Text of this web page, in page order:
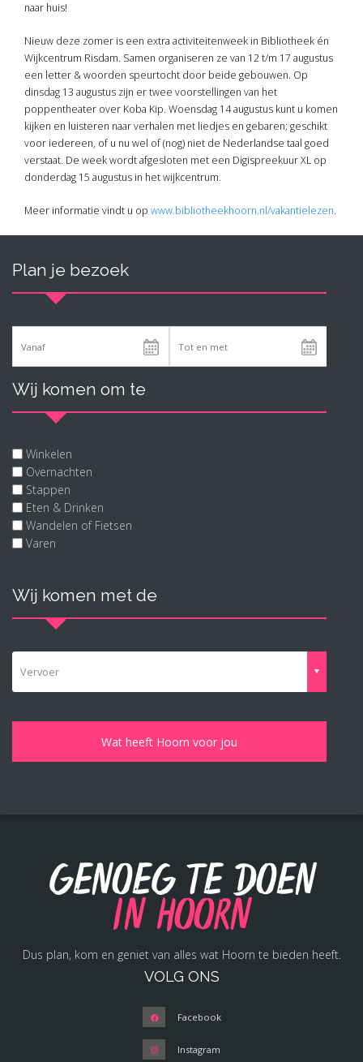
naar huis!
Nieuw deze zomer is een extra activiteitenweek in Bibliotheek én
Wijkcentrum Risdam. Samen organiseren ze van 12 t/m 17 augustus
een letter & woorden speurtocht door beide gebouwen. Op
dinsdag 13 augustus zijn er twee voorstellingen van het
poppentheater over Koba Kip. Woensdag 14 augustus kunt u komen
kijken en luisteren naar verhalen met liedjes en gebaren; geschikt
voor iedereen, of u nu wel of (nog) niet de Nederlandse taal goed
verstaat. De week wordt afgesloten met een Digispreekuur XL op
donderdag 15 augustus in het wijkcentrum.
Meer informatie vindt u op www.bibliotheekhoorn.nl/vakantielezen.
Plan je bezoek
Wij komen om te
Winkelen
Overnachten
Stappen
Eten & Drinken
Wandelen of Fietsen
Varen
Wij komen met de
Vervoer
Genoeg te doen
in Hoorn
Dus plan, kom en geniet van alles wat Hoorn te bieden heeft.
VOLG ONS
Facebook
Instagram